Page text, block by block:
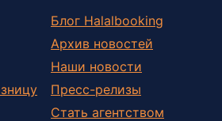
Блог Halalbooking
Архив новостей
Наши новости
Пресс-релизы
Стать агентством